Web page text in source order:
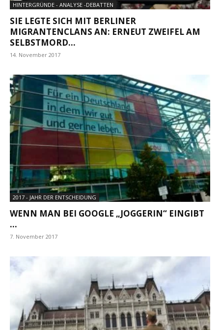
HINTERGRÜNDE - ANALYSE -DEBATTEN
SIE LEGTE SICH MIT BERLINER
MIGRANTENCLANS AN: ERNEUT ZWEIFEL AM
SELBSTMORD...
14. November 2017
2017 - JAHR DER ENTSCHEIDUNG
WENN MAN BEI GOOGLE „JOGGERIN“ EINGIBT
…
7. November 2017